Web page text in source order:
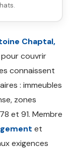
Chaptal,
couvrir
connaissent
: immeubles
zones
et 91. Membre
et
exigences